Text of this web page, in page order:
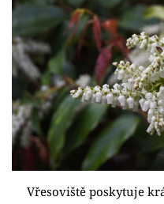
Vřesoviště poskytuje